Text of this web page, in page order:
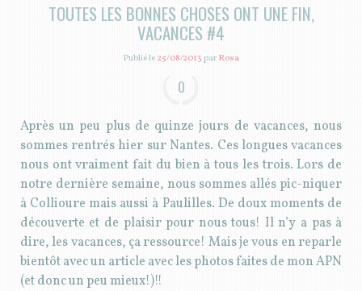
TOUTES LES BONNES CHOSES ONT UNE FIN,
VACANCES #4
Publié le25/08/2013parRosa
0
Après un peu plus de quinze jours de vacances, nous
sommes rentrés hier sur Nantes. Ces longues vacances
nous ont vraiment fait du bien à tous les trois. Lors de
notre dernière semaine, nous sommes allés pic-niquer
à Collioure mais aussi à Paulilles. De doux moments de
découverte et de plaisir pour nous tous! Il n’y a pas à
dire, les vacances, ça ressource! Mais je vous en reparle
bientôt avec un article avec les photos faites de mon APN
(et donc un peu mieux!)!!